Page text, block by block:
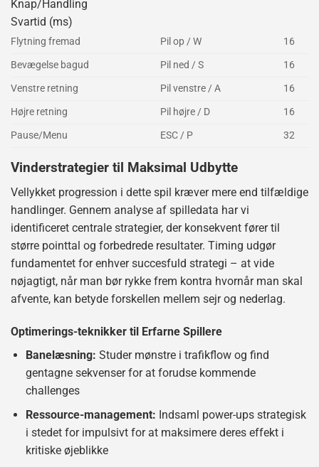
Knap/Handling
Svartid (ms)
Flytning fremad Pil op / W
16
Bevægelse bagud
Pil ned / S
16
Venstre retning
Pil venstre / A
16
Højre retning
Pil højre / D
16
Pause/Menu
ESC / P 32
Vinderstrategier til Maksimal Udbytte
Vellykket progression i dette spil kræver mere end tilfældige
handlinger. Gennem analyse af spilledata har vi
identificeret centrale strategier, der konsekvent fører til
større pointtal og forbedrede resultater. Timing udgør
fundamentet for enhver succesfuld strategi – at vide
nøjagtigt, når man bør rykke frem kontra hvornår man skal
afvente, kan betyde forskellen mellem sejr og nederlag.
Optimerings-teknikker til Erfarne Spillere
Banelæsning: Studer mønstre i trafikflow og find
gentagne sekvenser for at forudse kommende
challenges
Ressource-management: Indsaml power-ups strategisk
i stedet for impulsivt for at maksimere deres effekt i
kritiske øjeblikke